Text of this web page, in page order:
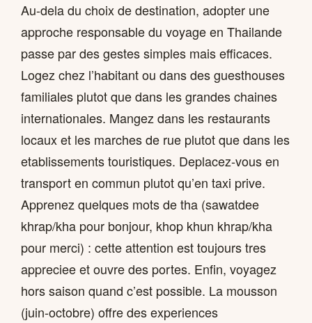
Au-dela du choix de destination, adopter une
approche responsable du voyage en Thailande
passe par des gestes simples mais efficaces.
Logez chez l’habitant ou dans des guesthouses
familiales plutot que dans les grandes chaines
internationales. Mangez dans les restaurants
locaux et les marches de rue plutot que dans les
etablissements touristiques. Deplacez-vous en
transport en commun plutot qu’en taxi prive.
Apprenez quelques mots de tha (sawatdee
khrap/kha pour bonjour, khop khun khrap/kha
pour merci) : cette attention est toujours tres
appreciee et ouvre des portes. Enfin, voyagez
hors saison quand c’est possible. La mousson
(juin-octobre) offre des experiences